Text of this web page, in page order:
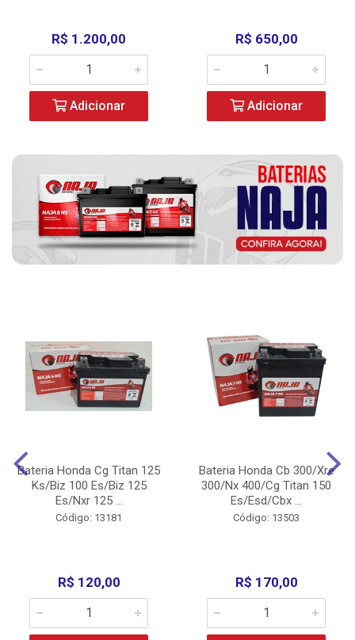
R$ 1.200,00
Adicionar
R$ 650,00
Adicionar
Bateria Honda Cg Titan 125
Ks/Biz 100 Es/Biz 125
Es/Nxr 125 ...
Código: 13181
R$ 120,00
Bateria Honda Cb 300/Xre
300/Nx 400/Cg Titan 150
Es/Esd/Cbx ...
Código: 13503
R$ 170,00